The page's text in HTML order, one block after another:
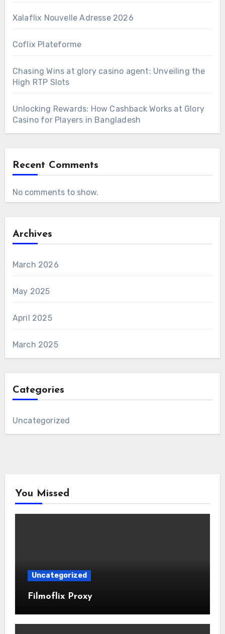
Xalaflix Nouvelle Adresse 2026
Coflix Plateforme
Chasing Wins at glory casino agent: Unveiling the
High RTP Slots
Unlocking Rewards: How Cashback Works at Glory
Casino for Players in Bangladesh
Recent Comments
No comments to show.
Archives
March 2026
May 2025
April 2025
March 2025
Categories
Uncategorized
You Missed
Uncategorized
Filmoflix Proxy